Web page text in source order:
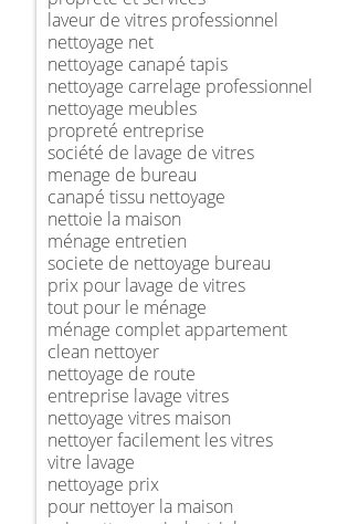
laveur de vitres professionnel
nettoyage net
nettoyage canapé tapis
nettoyage carrelage professionnel
nettoyage meubles
propreté entreprise
société de lavage de vitres
menage de bureau
canapé tissu nettoyage
nettoie la maison
ménage entretien
societe de nettoyage bureau
prix pour lavage de vitres
tout pour le ménage
ménage complet appartement
clean nettoyer
nettoyage de route
entreprise lavage vitres
nettoyage vitres maison
nettoyer facilement les vitres
vitre lavage
nettoyage prix
pour nettoyer la maison